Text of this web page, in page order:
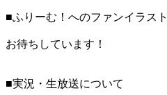
■ふりーむ！へのファンイラス
お待ちしています！
■実況・生放送について